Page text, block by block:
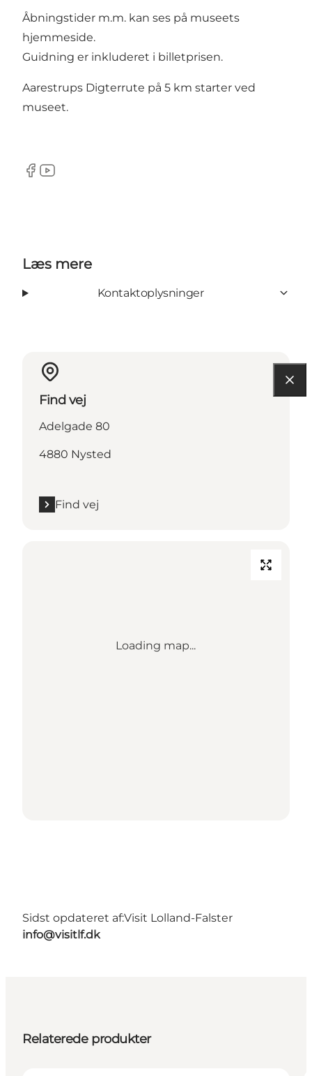
Åbningstider m.m. kan ses på museets
hjemmeside.
Guidning er inkluderet i billetprisen.
Aarestrups Digterrute på 5 km starter ved
museet.
Facebook
YouTube
Læs mere
Kontaktoplysninger
Find vej
Adelgade 80
4880 Nysted
Find vej
Loading map...
Sidst opdateret af:Visit Lolland-Falster
info@visitlf.dk
Relaterede produkter